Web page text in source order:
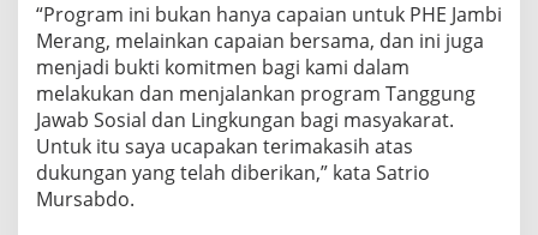
“Program ini bukan hanya capaian untuk PHE Jambi
Merang, melainkan capaian bersama, dan ini juga
menjadi bukti komitmen bagi kami dalam
melakukan dan menjalankan program Tanggung
Jawab Sosial dan Lingkungan bagi masyakarat.
Untuk itu saya ucapakan terimakasih atas
dukungan yang telah diberikan,” kata Satrio
Mursabdo.